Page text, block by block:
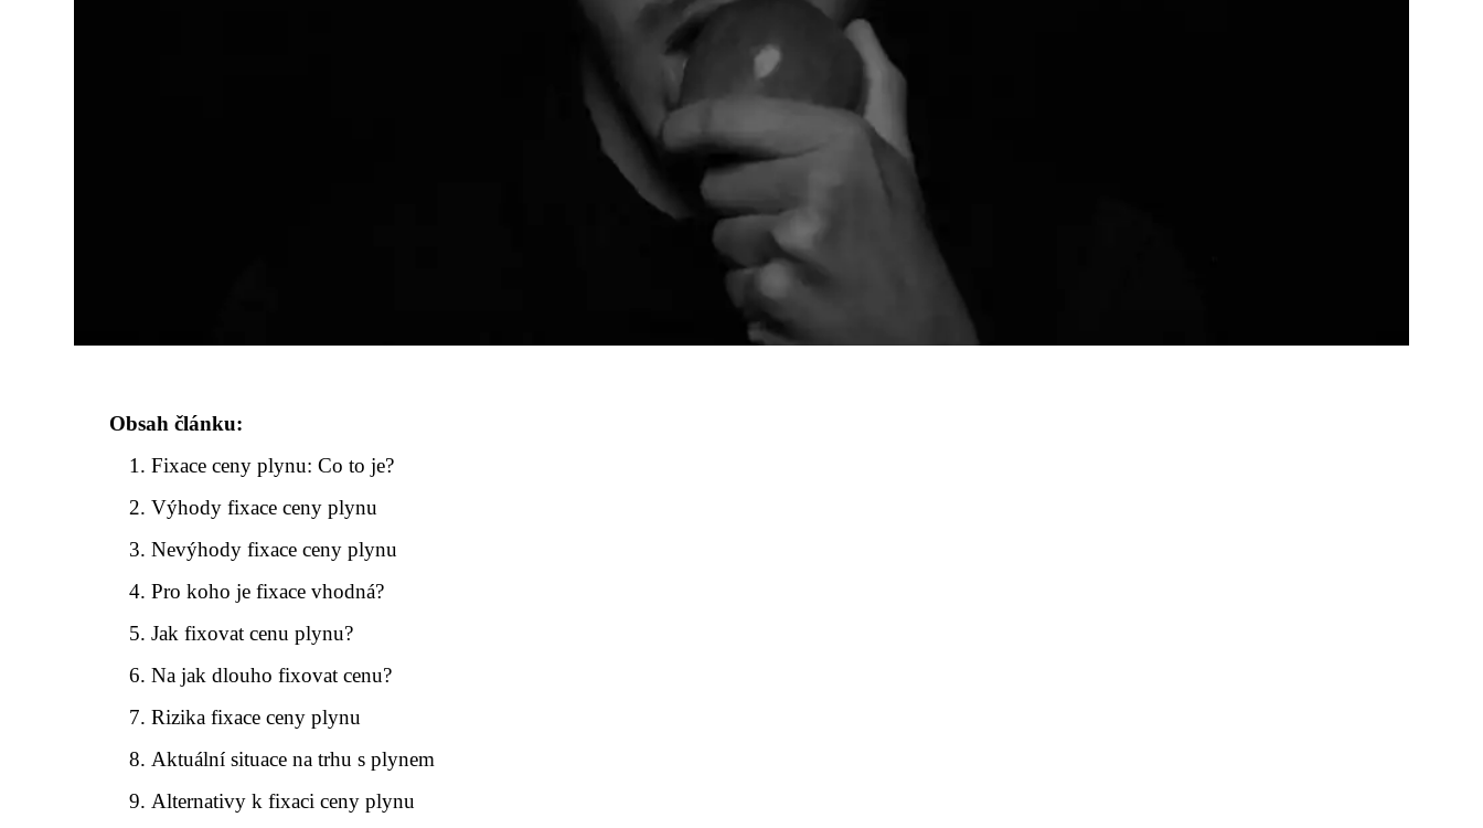
Obsah článku:
Fixace ceny plynu: Co to je?
Výhody fixace ceny plynu
Nevýhody fixace ceny plynu
Pro koho je fixace vhodná?
Jak fixovat cenu plynu?
Na jak dlouho fixovat cenu?
Rizika fixace ceny plynu
Aktuální situace na trhu s plynem
Alternativy k fixaci ceny plynu